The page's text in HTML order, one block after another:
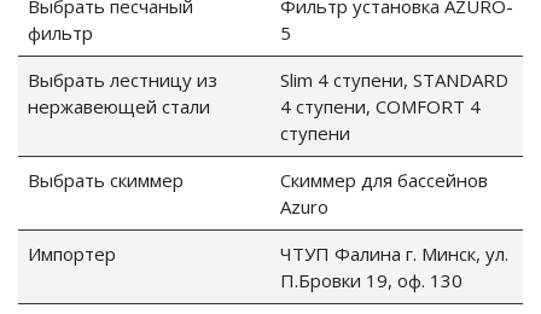
Выбрать песчаный
фильтр
Фильтр установка AZURO-
5
Выбрать лестницу из
нержавеющей стали
Slim 4 ступени, STANDARD
4 ступени, COMFORT 4
ступени
Выбрать скиммер
Скиммер для бассейнов
Azuro
Импортер
ЧТУП Фалина г. Минск, ул.
П.Бровки 19, оф. 130